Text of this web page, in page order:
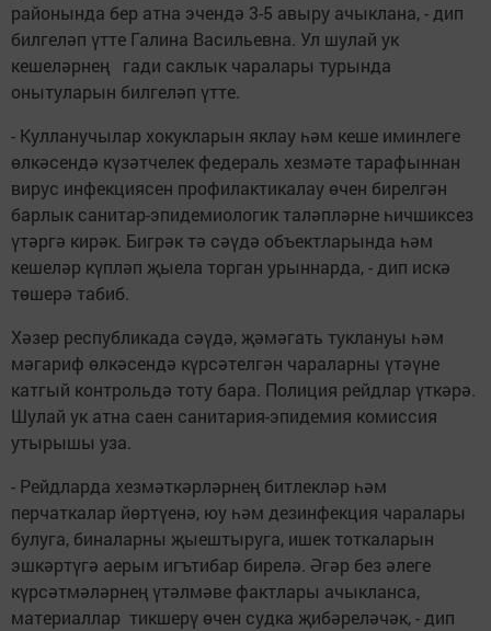
районында бер атна эчендә 3-5 авыру ачыклана, - дип
билгеләп үтте Галина Васильевна. Ул шулай ук
кешеләрнең гади саклык чаралары турында
онытуларын билгеләп үтте.
- Кулланучылар хокукларын яклау һәм кеше иминлеге
өлкәсендә күзәтчелек федераль хезмәте тарафыннан
вирус инфекциясен профилактикалау өчен бирелгән
барлык санитар-эпидемиологик таләпләрне һичшиксез
үтәргә кирәк. Бигрәк тә сәүдә объектларында һәм
кешеләр күпләп җыела торган урыннарда, - дип искә
төшерә табиб.
Хәзер республикада сәүдә, җәмәгать туклануы һәм
мәгариф өлкәсендә күрсәтелгән чараларны үтәүне
катгый контрольдә тоту бара. Полиция рейдлар үткәрә.
Шулай ук атна саен санитария-эпидемия комиссия
утырышы уза.
- Рейдларда хезмәткәрләрнең битлекләр һәм
перчаткалар йөртүенә, юу һәм дезинфекция чаралары
булуга, биналарны җыештыруга, ишек тоткаларын
эшкәртүгә аерым игътибар бирелә. Әгәр без әлеге
күрсәтмәләрнең үтәлмәве фактлары ачыкланса,
материаллар тикшерү өчен судка җибәреләчәк, - дип